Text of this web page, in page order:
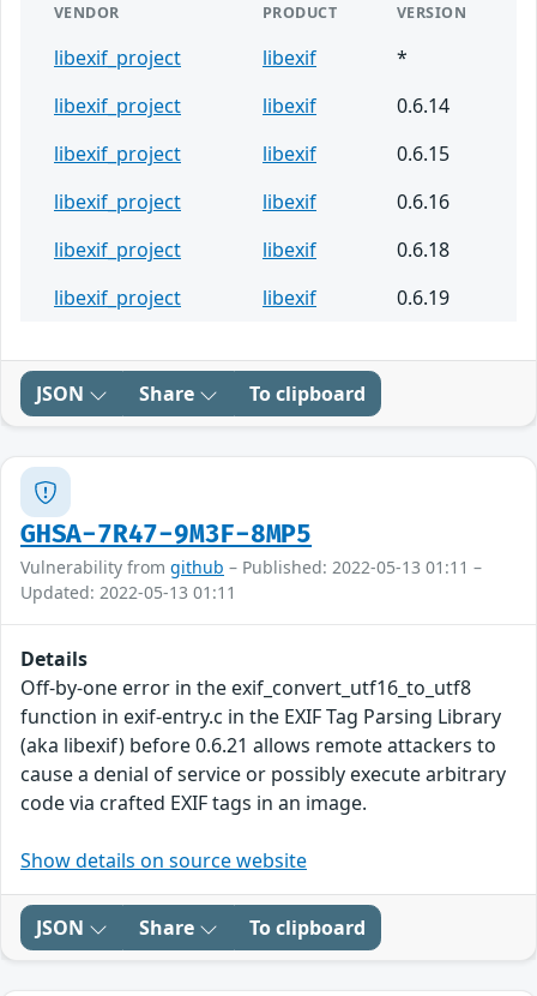
VENDOR PRODUCT VERSION
libexif_project libexif
*
libexif_project
libexif
0.6.14
libexif_project
libexif
0.6.15
libexif_project
libexif
0.6.16
libexif_project
libexif
0.6.18
libexif_project
libexif 0.6.19
JSON Share To clipboard
GHSA-7R47-9M3F-8MP5
Vulnerability from github – Published: 2022-05-13 01:11 –
Updated: 2022-05-13 01:11
Details
Off-by-one error in the exif_convert_utf16_to_utf8
function in exif-entry.c in the EXIF Tag Parsing Library
(aka libexif) before 0.6.21 allows remote attackers to
cause a denial of service or possibly execute arbitrary
code via crafted EXIF tags in an image.
Show details on source website
JSON Share To clipboard